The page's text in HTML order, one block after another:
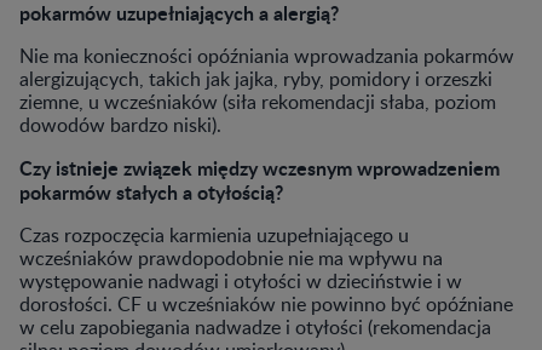
pokarmów uzupełniających a alergią?
Nie ma konieczności opóźniania wprowadzania pokarmów
alergizujących, takich jak jajka, ryby, pomidory i orzeszki
ziemne, u wcześniaków (siła rekomendacji słaba, poziom
dowodów bardzo niski).
Czy istnieje związek między wczesnym wprowadzeniem
pokarmów stałych a otyłością?
Czas rozpoczęcia karmienia uzupełniającego u
wcześniaków prawdopodobnie nie ma wpływu na
występowanie nadwagi i otyłości w dzieciństwie i w
dorosłości. CF u wcześniaków nie powinno być opóźniane
w celu zapobiegania nadwadze i otyłości (rekomendacja